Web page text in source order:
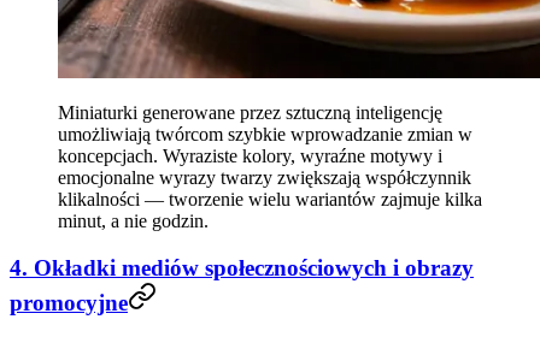
Miniaturki generowane przez sztuczną inteligencję
umożliwiają twórcom szybkie wprowadzanie zmian w
koncepcjach. Wyraziste kolory, wyraźne motywy i
emocjonalne wyrazy twarzy zwiększają współczynnik
klikalności — tworzenie wielu wariantów zajmuje kilka
minut, a nie godzin.
4. Okładki mediów społecznościowych i obrazy
promocyjne